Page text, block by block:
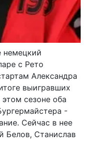
с Рето
Александра
выигравших
сезоне оба
-
Сейчас в нее
Белов, Станислав